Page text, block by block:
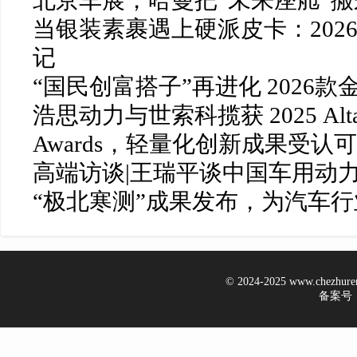
当银装素裹遇上硬派皮卡：
记
“国民创富搭子”再进化 2026款
浩思动力与世索科揽获 2025
Awards，轻量化创新成果受认可
高端访谈|王瑞平谈中国车用动
“极北寒测”成果发布，为汽车
© 2024-2025
备案号